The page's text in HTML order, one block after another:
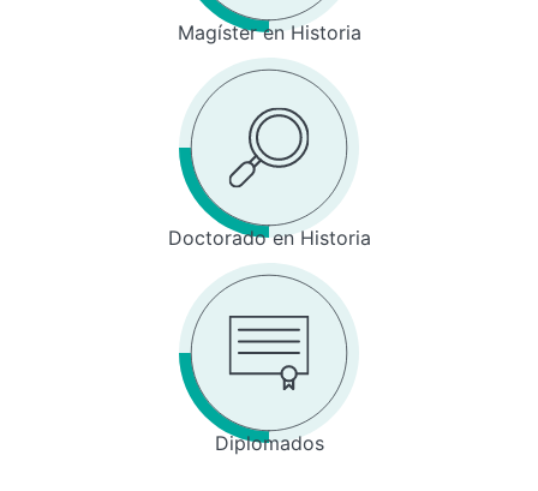
Magíster en Historia
Doctorado en Historia
Diplomados